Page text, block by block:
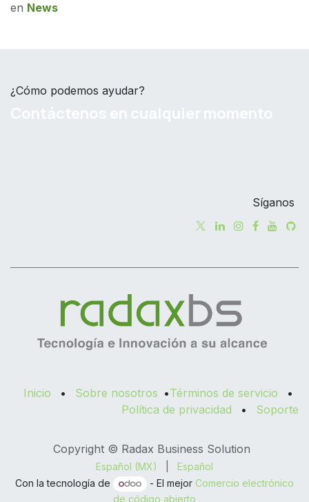
en News
¿Cómo podemos ayudar?
Síganos
Inicio • Sobre nosotros •Términos de servicio
•
Política de privacidad
• Soporte
Copyright © Radax Business Solution
Español (MX)
Español
Con la tecnología de
- El mejor Comercio electrónico
de código abierto